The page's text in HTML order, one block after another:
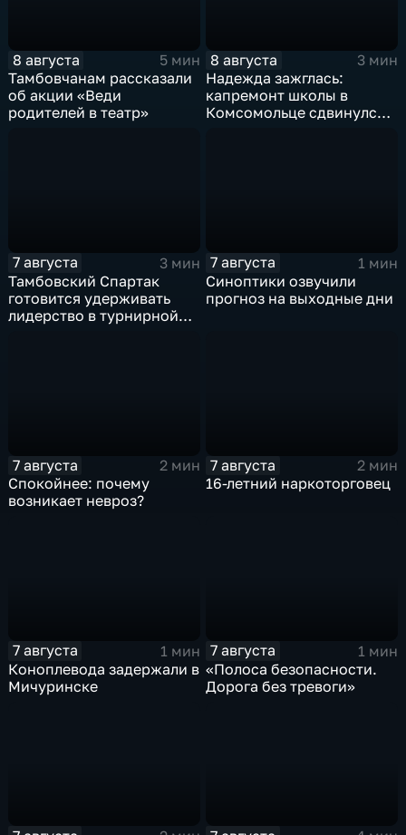
8 августа
5 мин
Тамбовчанам рассказали
об акции «Веди
родителей в театр»
8 августа
3 мин
Надежда зажглась:
капремонт школы в
Комсомольце сдвинулся с
7 августа
3 мин
Тамбовский Спартак
готовится удерживать
лидерство в турнирной
7 августа
1 мин
Синоптики озвучили
прогноз на выходные дни
7 августа
2 мин
Спокойнее: почему
возникает невроз?
7 августа
2 мин
16-летний наркоторговец
7 августа
1 мин
Коноплевода задержали в
Мичуринске
7 августа
1 мин
«Полоса безопасности.
Дорога без тревоги»